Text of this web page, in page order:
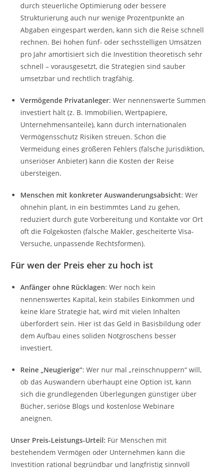
durch steuerliche Optimierung oder bessere
Strukturierung auch nur wenige Prozentpunkte an
Abgaben eingespart werden, kann sich die Reise schnell
rechnen. Bei hohen fünf- oder sechsstelligen Umsätzen
pro Jahr amortisiert sich die Investition theoretisch sehr
schnell – vorausgesetzt, die Strategien sind sauber
umsetzbar und rechtlich tragfähig.
Vermögende Privatanleger: Wer nennenswerte Summen
investiert hält (z. B. Immobilien, Wertpapiere,
Unternehmensanteile), kann durch internationalen
Vermögensschutz Risiken streuen. Schon die
Vermeidung eines größeren Fehlers (falsche Jurisdiktion,
unseriöser Anbieter) kann die Kosten der Reise
übersteigen.
Menschen mit konkreter Auswanderungsabsicht: Wer
ohnehin plant, in ein bestimmtes Land zu gehen,
reduziert durch gute Vorbereitung und Kontakte vor Ort
oft die Folgekosten (falsche Makler, gescheiterte Visa-
Versuche, unpassende Rechtsformen).
Für wen der Preis eher zu hoch ist
Anfänger ohne Rücklagen: Wer noch kein
nennenswertes Kapital, kein stabiles Einkommen und
keine klare Strategie hat, wird mit vielen Inhalten
überfordert sein. Hier ist das Geld in Basisbildung oder
dem Aufbau eines soliden Notgroschens besser
investiert.
Reine „Neugierige“: Wer nur mal „reinschnuppern“ will,
ob das Auswandern überhaupt eine Option ist, kann
sich die grundlegenden Überlegungen günstiger über
Bücher, seriöse Blogs und kostenlose Webinare
aneignen.
Unser Preis-Leistungs-Urteil: Für Menschen mit
bestehendem Vermögen oder Unternehmen kann die
Investition rational begründbar und langfristig sinnvoll